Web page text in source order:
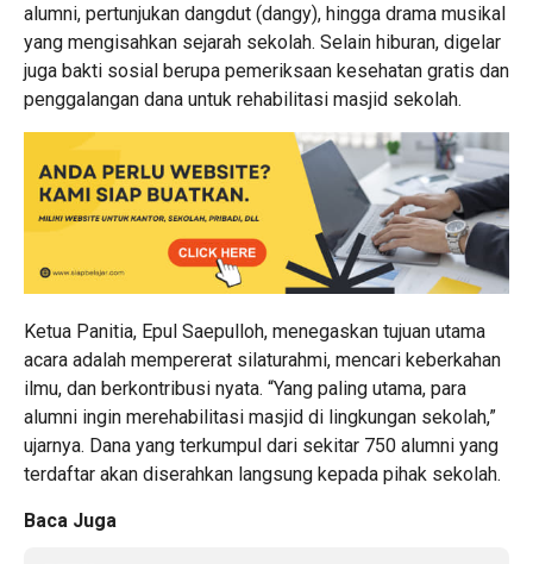
alumni, pertunjukan dangdut (dangy), hingga drama musikal
yang mengisahkan sejarah sekolah. Selain hiburan, digelar
juga bakti sosial berupa pemeriksaan kesehatan gratis dan
penggalangan dana untuk rehabilitasi masjid sekolah.
Ketua Panitia, Epul Saepulloh, menegaskan tujuan utama
acara adalah mempererat silaturahmi, mencari keberkahan
ilmu, dan berkontribusi nyata. “Yang paling utama, para
alumni ingin merehabilitasi masjid di lingkungan sekolah,”
ujarnya. Dana yang terkumpul dari sekitar 750 alumni yang
terdaftar akan diserahkan langsung kepada pihak sekolah.
Baca Juga